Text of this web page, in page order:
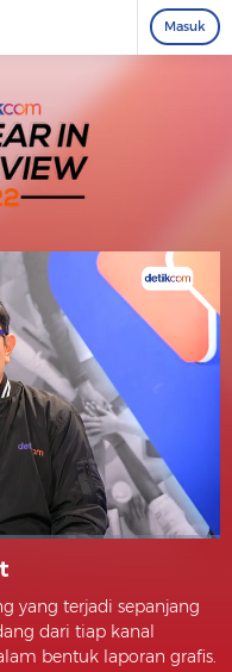
Masuk
yang terjadi sepanjang
dari tiap kanal
bentuk laporan grafis.